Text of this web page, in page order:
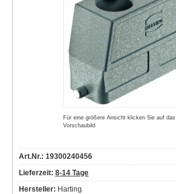
Für eine größere Ansicht klicken Sie auf das
Vorschaubild
Art.Nr.: 19300240456
Lieferzeit: 8-14 Tage
Hersteller: Harting